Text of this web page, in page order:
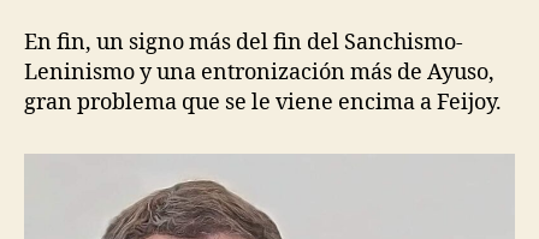
En fin, un signo más del fin del Sanchismo-
Leninismo y una entronización más de Ayuso,
gran problema que se le viene encima a Feijoy.